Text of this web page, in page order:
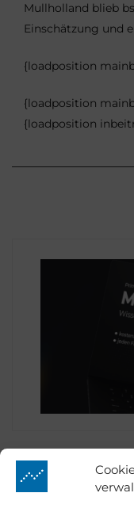
Mullholland blieb
Einschätzung und
{loadposition
{loadposition
{loadposition